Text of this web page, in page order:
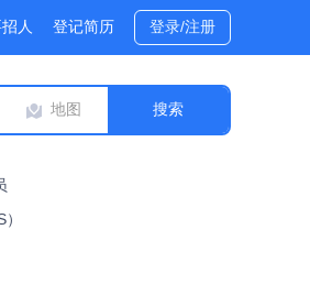
人 登记简历 登录/注册
地图